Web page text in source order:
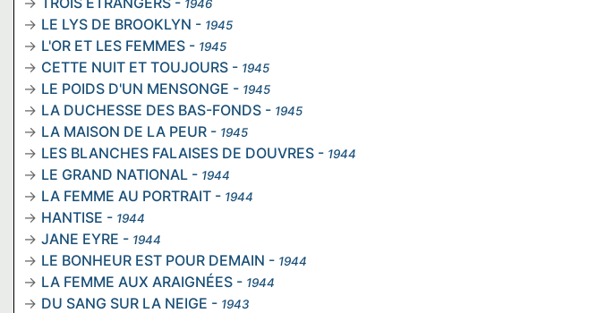
1946
LE LYS DE BROOKLYN - 1945
L'OR ET LES FEMMES - 1945
CETTE NUIT ET TOUJOURS - 1945
LE POIDS D'UN MENSONGE - 1945
LA DUCHESSE DES BAS-FONDS - 1945
LA MAISON DE LA PEUR - 1945
LES BLANCHES FALAISES DE DOUVRES - 1944
LE GRAND NATIONAL - 1944
LA FEMME AU PORTRAIT - 1944
HANTISE - 1944
JANE EYRE - 1944
LE BONHEUR EST POUR DEMAIN - 1944
LA FEMME AUX ARAIGNÉES - 1944
DU SANG SUR LA NEIGE - 1943